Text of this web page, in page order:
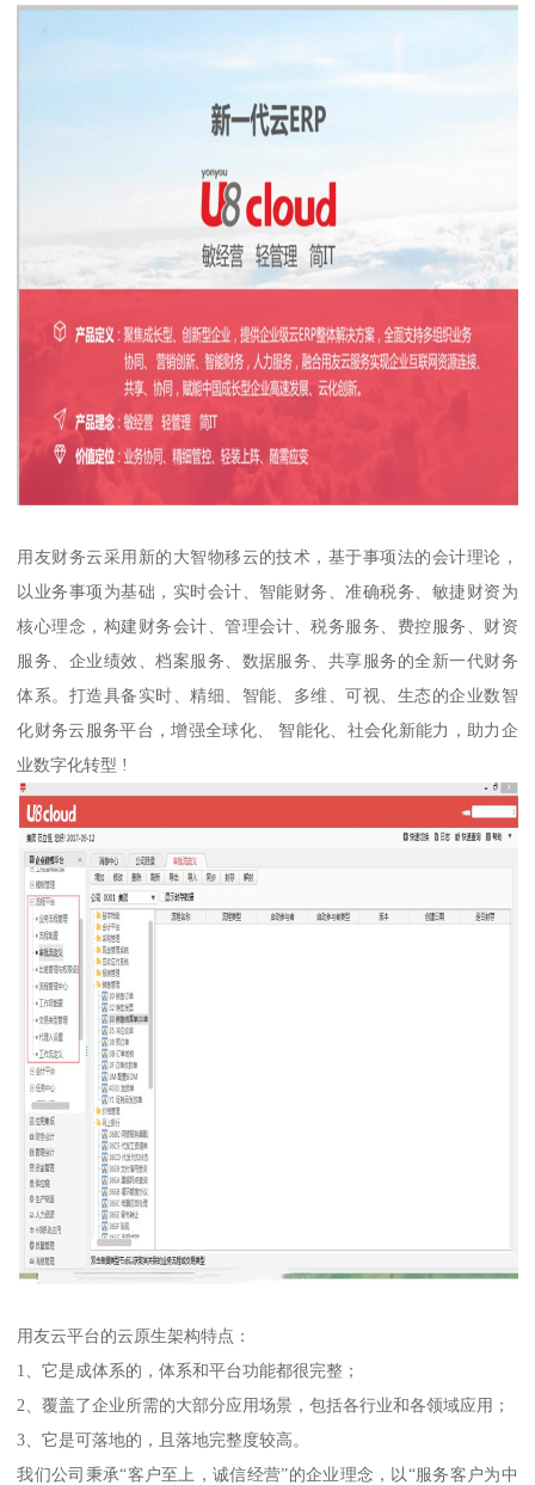
用友财务云采用新的大智物移云的技术，基于事项法的会计理论，
以业务事项为基础，实时会计、智能财务、准确税务、敏捷财资为
核心理念，构建财务会计、管理会计、税务服务、费控服务、财资
服务、企业绩效、档案服务、数据服务、共享服务的全新一代财务
体系。打造具备实时、精细、智能、多维、可视、生态的企业数智
化财务云服务平台，增强全球化、 智能化、社会化新能力，助力企
业数字化转型 !
用友云平台的云原生架构特点：
1、它是成体系的，体系和平台功能都很完整；
2、覆盖了企业所需的大部分应用场景，包括各行业和各领域应用；
3、它是可落地的，且落地完整度较高。
我们公司秉承“客户至上，诚信经营”的企业理念，以“服务客户为中